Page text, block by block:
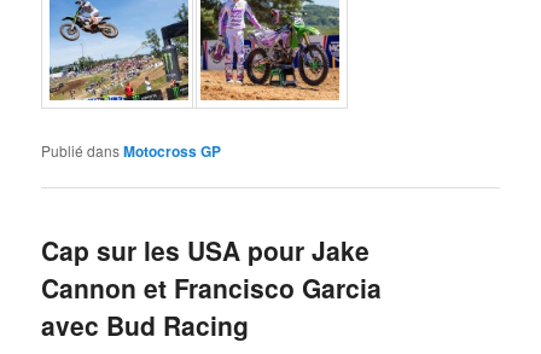
Publié dansMotocross GP
Cap sur les USA pour Jake
Cannon et Francisco Garcia
avec Bud Racing